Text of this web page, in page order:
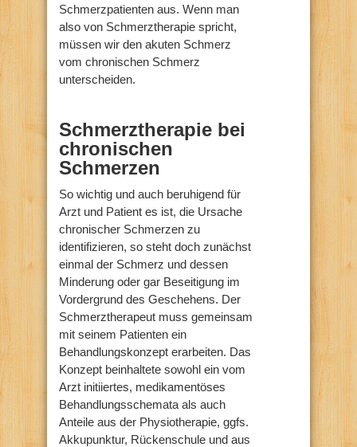
Schmerzpatienten aus. Wenn man
also von Schmerztherapie spricht,
müssen wir den akuten Schmerz
vom chronischen Schmerz
unterscheiden.
Schmerztherapie bei
chronischen
Schmerzen
So wichtig und auch beruhigend für
Arzt und Patient es ist, die Ursache
chronischer Schmerzen zu
identifizieren, so steht doch zunächst
einmal der Schmerz und dessen
Minderung oder gar Beseitigung im
Vordergrund des Geschehens. Der
Schmerztherapeut muss gemeinsam
mit seinem Patienten ein
Behandlungskonzept erarbeiten. Das
Konzept beinhaltete sowohl ein vom
Arzt initiiertes, medikamentöses
Behandlungsschemata als auch
Anteile aus der Physiotherapie, ggfs.
Akkupunktur, Rückenschule und aus